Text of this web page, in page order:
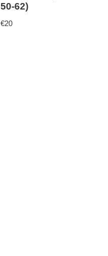
50-62)
€20